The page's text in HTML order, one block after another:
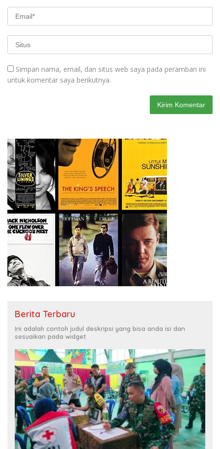
Simpan nama, email, dan situs web saya pada peramban ini
untuk komentar saya berikutnya.
Berita Terbaru
Ini adalah contoh judul deskripsi yang bisa anda isi dan
sesuaikan pada widget